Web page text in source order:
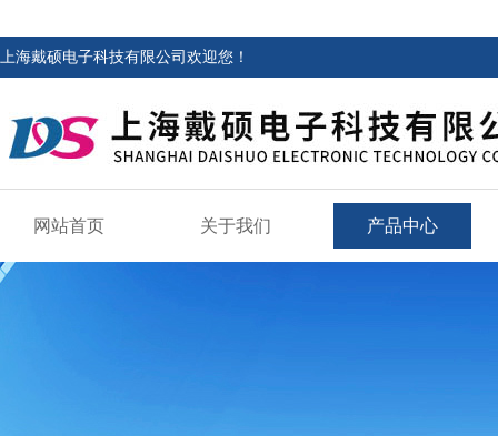
上海戴硕电子科技有限公司欢迎您！
网站首页 关于我们 产品中心